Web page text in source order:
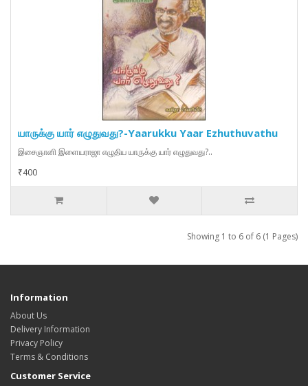
யாருக்கு யார் எழுதுவது?-Yaarukku Yaar Ezhuthuvathu
இசைஞானி இளையராஜா எழுதிய யாருக்கு யார் எழுதுவது?..
₹400
Showing 1 to 6 of 6 (1 Pages)
Information
About Us
Delivery Information
Privacy Policy
Terms & Conditions
Customer Service